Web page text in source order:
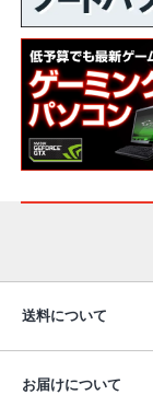
送料について
お届けについて